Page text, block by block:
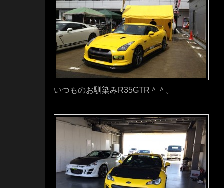
いつものお馴染みR35GTR＾＾。